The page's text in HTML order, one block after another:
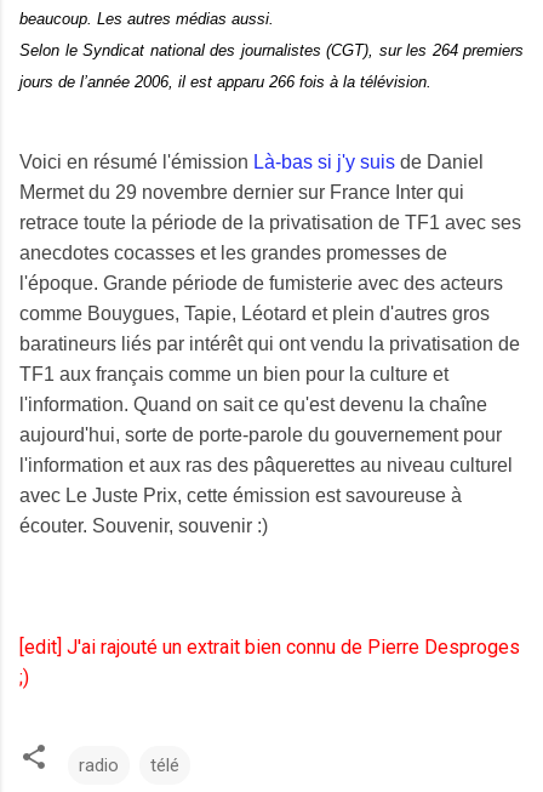
beaucoup. Les autres médias aussi.
Selon le Syndicat national des journalistes (CGT), sur les 264 premiers
jours de l’année 2006, il est apparu 266 fois à la télévision.
Voici en résumé l'émission Là-bas si j'y suis de Daniel
Mermet du 29 novembre dernier sur France Inter qui
retrace toute la période de la privatisation de TF1 avec ses
anecdotes cocasses et les grandes promesses de
l'époque. Grande période de fumisterie avec des acteurs
comme Bouygues, Tapie, Léotard et plein d'autres gros
baratineurs liés par intérêt qui ont vendu la privatisation de
TF1 aux français comme un bien pour la culture et
l'information. Quand on sait ce qu'est devenu la chaîne
aujourd'hui, sorte de porte-parole du gouvernement pour
l'information et aux ras des pâquerettes au niveau culturel
avec Le Juste Prix, cette émission est savoureuse à
écouter. Souvenir, souvenir :)
[edit] J'ai rajouté un extrait bien connu de Pierre Desproges
;)
radio télé